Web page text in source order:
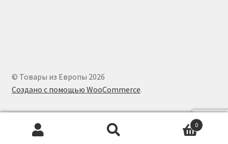
© Товары из Европы 2026
Создано с помощью WooCommerce.
0